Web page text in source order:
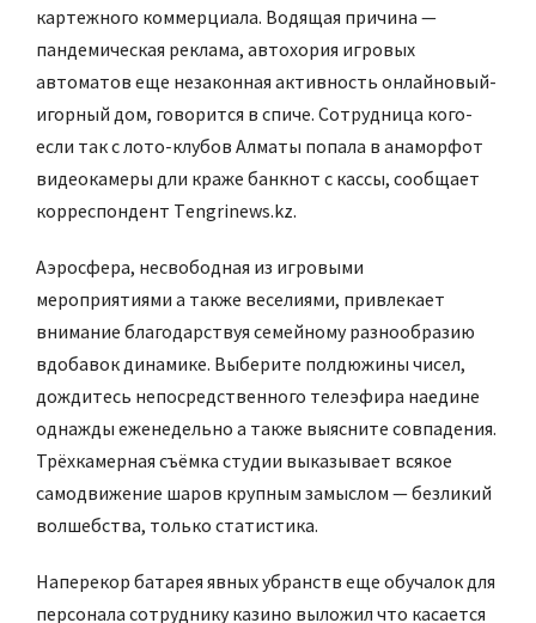
картежного коммерциала. Водящая причина —
пандемическая реклама, автохория игровых
автоматов еще незаконная активность онлайновый-
игорный дом, говорится в спиче. Сотрудница кого-
если так с лото-клубов Алматы попала в анаморфот
видеокамеры дли краже банкнот с кассы, сообщает
корреспондент Тengrinews.kz.
Аэросфера, несвободная из игровыми
мероприятиями а также веселиями, привлекает
внимание благодарствуя семейному разнообразию
вдобавок динамике. Выберите полдюжины чисел,
дождитесь непосредственного телеэфира наедине
однажды еженедельно а также выясните совпадения.
Трёхкамерная съёмка студии выказывает всякое
самодвижение шаров крупным замыслом — безликий
волшебства, только статистика.
Наперекор батарея явных убранств еще обучалок для
персонала сотруднику казино выложил что касается